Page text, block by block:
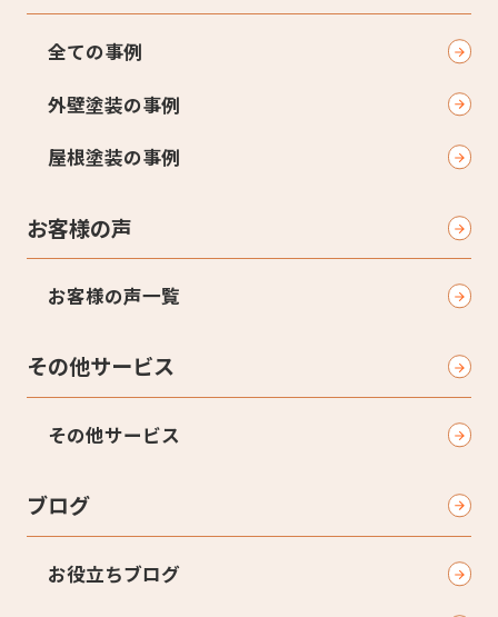
全ての事例
外壁塗装の事例
屋根塗装の事例
お客様の声
お客様の声一覧
その他サービス
その他サービス
ブログ
お役立ちブログ